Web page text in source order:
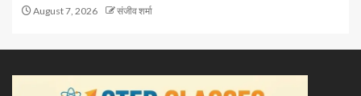
August 7, 2026 संजीव शर्मा